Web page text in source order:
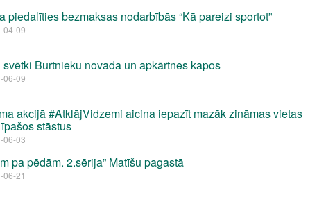
piedalīties bezmaksas nodarbībās “Kā pareizi sportot”
04-09
svētki Burtnieku novada un apkārtnes kapos
06-09
akcijā #AtklājVidzemi aicina iepazīt mazāk zināmas vietas
stāstus
06-03
pa pēdām. 2.sērija” Matīšu pagastā
06-21